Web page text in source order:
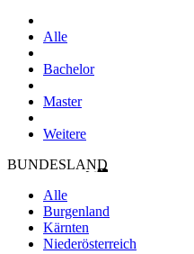
Alle
Bachelor
Master
Weitere
BUNDESLAND
Alle
Burgenland
Kärnten
Niederösterreich